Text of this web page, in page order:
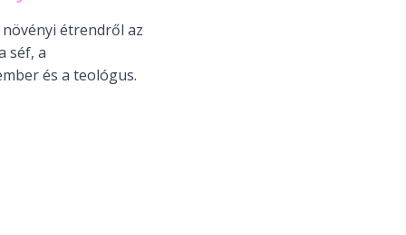
étrendről az
séf, a
és a teológus.